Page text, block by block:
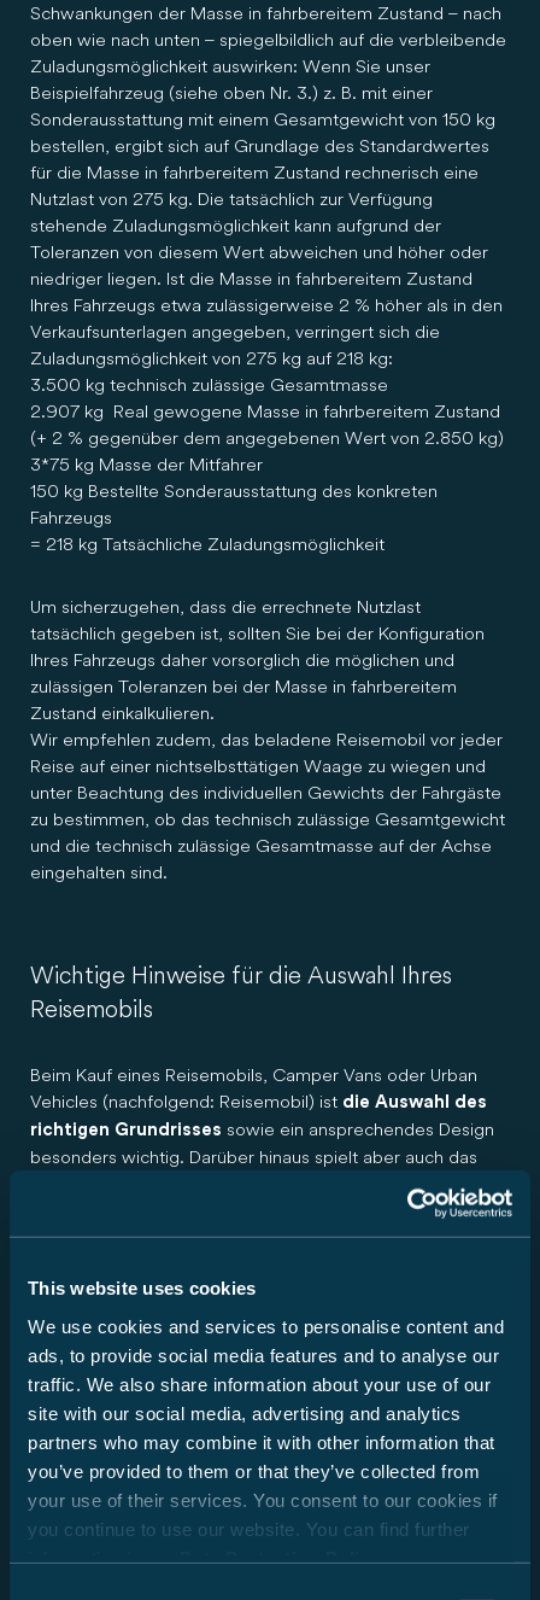
This website uses cookies
We use cookies and services to personalise content and
ads, to provide social media features and to analyse our
traffic. We also share information about your use of our
site with our social media, advertising and analytics
partners who may combine it with other information that
you’ve provided to them or that they’ve collected from
your use of their services. You consent to our cookies if
you continue to use our website. You can find further
Schwankungen der Masse in fahrbereitem Zustand – nach
oben wie nach unten – spiegelbildlich auf die verbleibende
Zuladungsmöglichkeit auswirken: Wenn Sie unser
Beispielfahrzeug (siehe oben Nr. 3.) z. B. mit einer
Sonderausstattung mit einem Gesamtgewicht von 150 kg
bestellen, ergibt sich auf Grundlage des Standardwertes
für die Masse in fahrbereitem Zustand rechnerisch eine
Nutzlast von 275 kg. Die tatsächlich zur Verfügung
stehende Zuladungsmöglichkeit kann aufgrund der
Toleranzen von diesem Wert abweichen und höher oder
niedriger liegen. Ist die Masse in fahrbereitem Zustand
Ihres Fahrzeugs etwa zulässigerweise 2 % höher als in den
Verkaufsunterlagen angegeben, verringert sich die
Zuladungsmöglichkeit von 275 kg auf 218 kg:
3.500 kg technisch zulässige Gesamtmasse
2.907 kg Real gewogene Masse in fahrbereitem Zustand
(+ 2 % gegenüber dem angegebenen Wert von 2.850 kg)
3*75 kg Masse der Mitfahrer
150 kg Bestellte Sonderausstattung des konkreten
Fahrzeugs
= 218 kg Tatsächliche Zuladungsmöglichkeit
Um sicherzugehen, dass die errechnete Nutzlast
tatsächlich gegeben ist, sollten Sie bei der Konfiguration
Ihres Fahrzeugs daher vorsorglich die möglichen und
zulässigen Toleranzen bei der Masse in fahrbereitem
Zustand einkalkulieren.
Wir empfehlen zudem, das beladene Reisemobil vor jeder
Reise auf einer nichtselbsttätigen Waage zu wiegen und
unter Beachtung des individuellen Gewichts der Fahrgäste
zu bestimmen, ob das technisch zulässige Gesamtgewicht
und die technisch zulässige Gesamtmasse auf der Achse
eingehalten sind.
Wichtige Hinweise für die Auswahl Ihres
Reisemobils
Beim Kauf eines Reisemobils, Camper Vans oder Urban
Vehicles (nachfolgend: Reisemobil) ist die Auswahl des
richtigen Grundrisses sowie ein ansprechendes Design
besonders wichtig. Darüber hinaus spielt aber auch das
Gewicht eine essentielle Rolle. Familie, Freunde,
Sonderausstattung, Zubehör und Gepäck – all das soll Platz
finden. Zugleich gibt es rechtliche und technische Grenzen
für ein bestimmtes Gewicht ausgelegt, das im Fahrbetrieb
nicht überschritten werden darf. Für Reisemobilkäufer stellt
sich damit die Frage: Wie muss ich mein Fahrzeug
konfigurieren, um Fahrgäste, Gepäck und Zubehör
entsprechend meinen Bedürfnissen unterzubringen, ohne
dass das Fahrzeug dieses Maximalgewicht überschreitet?
Um Ihnen diese Entscheidung zu erleichtern, geben wir
Ihnen nachfolgend einige Hinweise an die Hand, die für die
Auswahl Ihres Fahrzeugs aus unserem Portfolio besonders
wichtig sind: